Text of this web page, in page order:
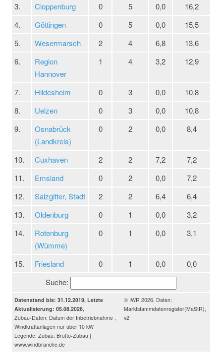
3.
Cloppenburg 0 5 0,0
16,2
4.
Göttingen 0 5 0,0
15,5
5.
Wesermarsch 2 4 6,8
13,6
6.
Region
Hannover
1 4 3,2 12,9
7. Hildesheim 0 3 0,0
10,8
8.
Uelzen 0 3 0,0
10,8
9.
Osnabrück
(Landkreis)
0 2 0,0 8,4
10. Cuxhaven 2 2 7,2
7,2
11.
Emsland 0 2 0,0
7,2
12.
Salzgitter, Stadt 2 2 6,4
6,4
13.
Oldenburg 0 1 0,0
3,2
14.
Rotenburg
(Wümme)
0 1 0,0 3,1
15. Friesland 0 1 0,0
0,0
Suche:
Datenstand bis: 31.12.2019, Letzte
Aktualisierung: 05.08.2026
Zubau-Daten: Datum der Inbetriebnahme ,
Windkraftanlagen nur über 10 kW
Legende: Zubau: Brutto-Zubau |
www.windbranche.de
© IWR 2026, Daten:
Marktstammdatenregister(MaStR),
v2